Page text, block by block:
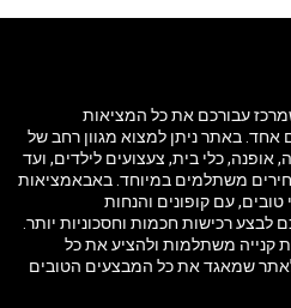
עבורכם את כל המציאות
באתר ניתן למצוא מגוון רחב של
אופנה, כלי בית, צעצועים לילדים, ועד
משתלמים במיוחד. באבאמציאות
עם קופונים והנחות
רכישות חכמות וחסכוניות יותר.
קנייה משתלמות ולהציע את כל
שמאגד את כל המבצעים הטובים